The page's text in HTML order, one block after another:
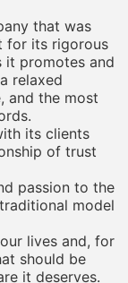
that was
for its rigorous
it promotes and
relaxed
and the most
its clients
of trust
passion to the
model
lives and, for
should be
it deserves.